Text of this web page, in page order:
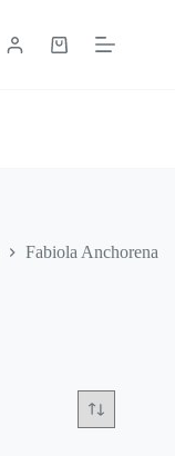
Fabiola Anchorena